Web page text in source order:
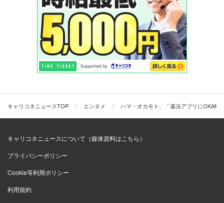
キャリコネニュースTOP エンタメ ハマ・オカモト、「違法アプリに
キャリコネニュースについて（媒体資料はこちら）
プライバシーポリシー
Cookie等利用ポリシー
利用規約